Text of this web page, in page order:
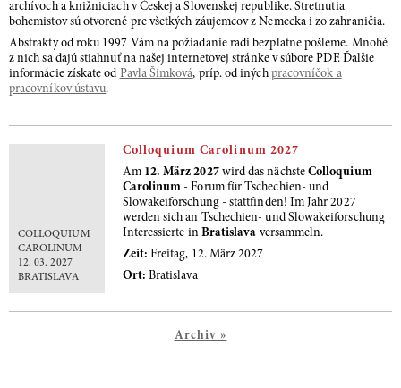
archívoch a knižniciach v Českej a Slovenskej republike. Stretnutia
bohemistov sú otvorené pre všetkých záujemcov z Nemecka i zo zahraničia.
Abstrakty od roku 1997 Vám na požiadanie radi bezplatne pošleme. Mnohé
z nich sa dajú stiahnuť na našej internetovej stránke v súbore PDF. Ďalšie
informácie získate od Pavla Šimková, príp. od iných pracovníčok a
pracovníkov ústavu.
COLLOQUIUM
CAROLINUM
12. 03. 2027
BRATISLAVA
Colloquium Carolinum 2027
Am 12. März 2027 wird das nächste Colloquium
Carolinum - Forum für Tschechien- und
Slowakeiforschung - stattfinden! Im Jahr 2027
werden sich an Tschechien- und Slowakeiforschung
Interessierte in Bratislava versammeln.
Zeit: Freitag, 12. März 2027
Ort: Bratislava
Archiv »